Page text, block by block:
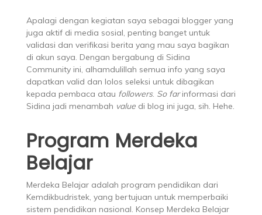
Apalagi dengan kegiatan saya sebagai blogger yang
juga aktif di media sosial, penting banget untuk
validasi dan verifikasi berita yang mau saya bagikan
di akun saya. Dengan bergabung di Sidina
Community ini, alhamdulillah semua info yang saya
dapatkan valid dan lolos seleksi untuk dibagikan
kepada pembaca atau followers. So farinformasi dari
Sidina jadi menambah valuedi blog ini juga, sih. Hehe.
Program Merdeka
Belajar
Merdeka Belajar adalah program pendidikan dari
Kemdikbudristek, yang bertujuan untuk memperbaiki
sistem pendidikan nasional. Konsep Merdeka Belajar